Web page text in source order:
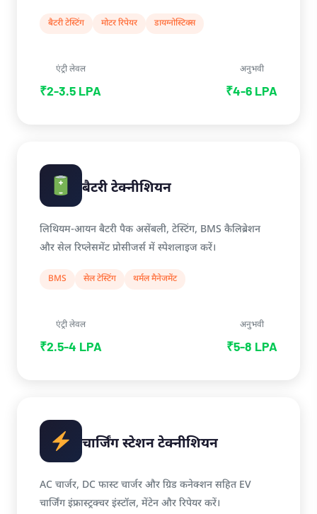
बैटरी टेस्टिंग मोटर रिपेयर डायग्नोस्टिक्स
एंट्री लेवल
₹2-3.5 LPA
अनुभवी
₹4-6 LPA
बैटरी टेक्नीशियन
लिथियम-आयन बैटरी पैक असेंबली, टेस्टिंग, BMS कैलिब्रेशन
और सेल रिप्लेसमेंट प्रोसीजर्स में स्पेशलाइज करें।
BMS सेल टेस्टिंग थर्मल मैनेजमेंट
एंट्री लेवल
₹2.5-4 LPA
अनुभवी
₹5-8 LPA
चार्जिंग स्टेशन टेक्नीशियन
AC चार्जर, DC फास्ट चार्जर और ग्रिड कनेक्शन सहित EV
चार्जिंग इंफ्रास्ट्रक्चर इंस्टॉल, मेंटेन और रिपेयर करें।